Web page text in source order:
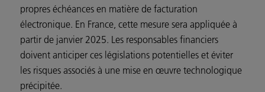
propres échéances en matière de facturation
électronique. En France, cette mesure sera appliquée à
partir de janvier 2025. Les responsables financiers
doivent anticiper ces législations potentielles et éviter
les risques associés à une mise en œuvre technologique
précipitée.